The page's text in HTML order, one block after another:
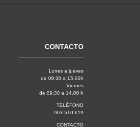
CONTACTO
Lunes a jueves
de 09:30 a 15.00h
Viernes
de 09:30 a 14.00 h
TELÉFONO
963 510 619
CONTACTO